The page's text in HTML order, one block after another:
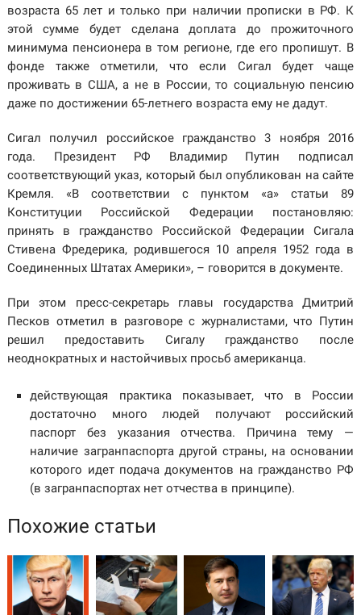
возраста 65 лет и только при наличии прописки в РФ. К
этой сумме будет сделана доплата до прожиточного
минимума пенсионера в том регионе, где его пропишут. В
фонде также отметили, что если Сигал будет чаще
проживать в США, а не в России, то социальную пенсию
даже по достижении 65-летнего возраста ему не дадут.
Сигал получил российское гражданство 3 ноября 2016
года. Президент РФ Владимир Путин подписал
соответствующий указ, который был опубликован на сайте
Кремля. «В соответствии с пунктом «а» статьи 89
Конституции Российской Федерации постановляю:
принять в гражданство Российской Федерации Сигала
Стивена Фредерика, родившегося 10 апреля 1952 года в
Соединенных Штатах Америки», – говорится в документе.
При этом пресс-секретарь главы государства Дмитрий
Песков отметил в разговоре с журналистами, что Путин
решил предоставить Сигалу гражданство после
неоднократных и настойчивых просьб американца.
действующая практика показывает, что в России
достаточно много людей получают российский
паспорт без указания отчества. Причина тему —
наличие загранпаспорта другой страны, на основании
которого идет подача документов на гражданство РФ
(в загранпаспортах нет отчества в принципе).
Похожие статьи